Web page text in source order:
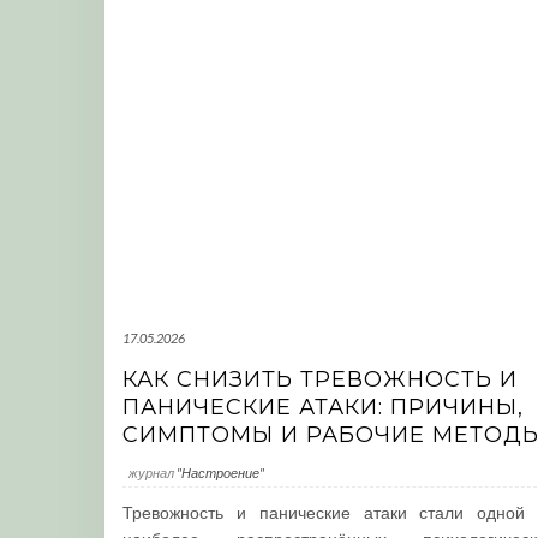
17.05.2026
КАК СНИЗИТЬ ТРЕВОЖНОСТЬ И
ПАНИЧЕСКИЕ АТАКИ: ПРИЧИНЫ,
СИМПТОМЫ И РАБОЧИЕ
журнал "Настроение"
Тревожность и панические атаки стали одной